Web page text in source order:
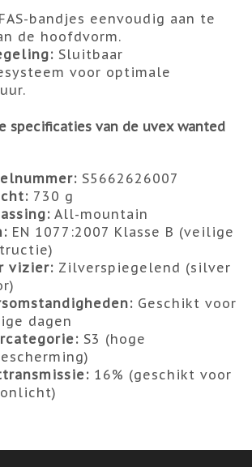
FAS-bandjes eenvoudig aan te
de hoofdvorm.
Sluitbaar
voor optimale
specificaties van de uvex wanted
S5662626007
730 g
All-mountain
EN 1077:2007 Klasse B (veilige
vizier: Zilverspiegelend (silver
Geschikt voor
dagen
S3 (hoge
16% (geschikt voor